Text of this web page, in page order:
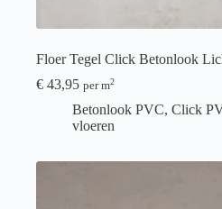
Floer Tegel Click Betonlook
€ 43,95 per m2
Betonlook PVC, Click
vloeren